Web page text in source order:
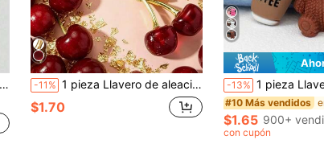
-11% 1 pieza Llavero de aleación con lazo, dije de cereza de resina estilo calle minimalista para hombres y mujeres, accesorio para bolso y coche, regalo para viajes, escuela, fiesta y vacaciones
$1.70
-13% 1 pieza Llavero de oso de peluche marrón lindo con oso de resina, grano de café y taza, anillo de metal duradero, accesorio para
#10 Más vendidos
$1.65 900+
con cupón